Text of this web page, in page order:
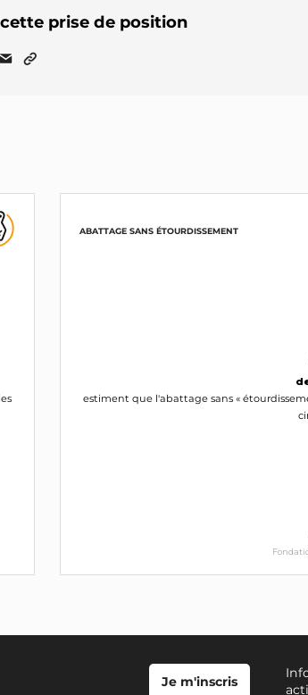
prise de position
ABATTAGE SANS ÉTOURDISSEMENT
estiment que l'abattage sans «